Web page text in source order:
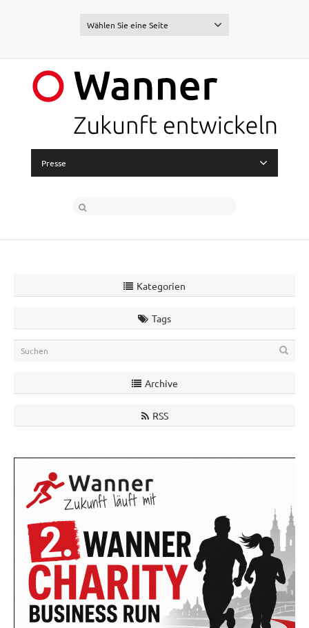
Wählen Sie eine Seite
Presse
Kategorien
Tags
Archive
RSS